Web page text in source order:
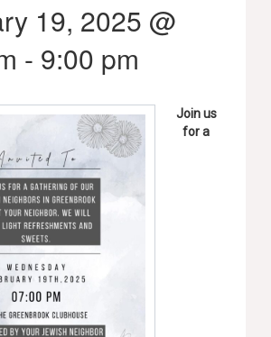
19, 2025 @
- 9:00 pm
Join us
for a